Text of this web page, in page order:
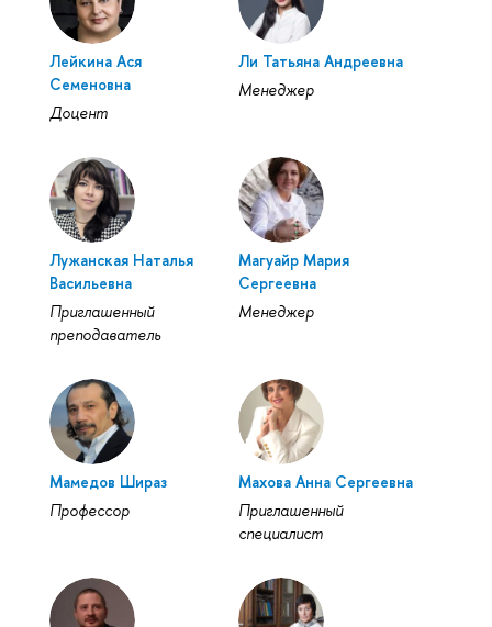
Лейкина Ася
Семеновна
Доцент
Ли Татьяна Андреевна
Менеджер
Лужанская Наталья
Васильевна
Приглашенный
преподаватель
Магуайр Мария
Сергеевна
Менеджер
Мамедов Шираз
Профессор
Махова Анна Сергеевна
Приглашенный
специалист